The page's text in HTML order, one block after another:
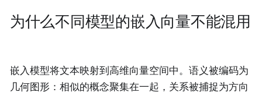
为什么不同模型的嵌入向量不能混用
嵌入模型将文本映射到高维向量空间中。语义被编码为
几何图形：相似的概念聚集在一起，关系被捕捉为方向